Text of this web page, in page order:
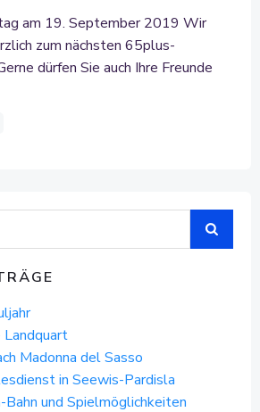
am 19. September 2019 Wir
zum nächsten 65plus-
dürfen Sie auch Ihre Freunde
Madonna del Sasso
in Seewis-Pardisla
Bahn und Spielmöglichkeiten